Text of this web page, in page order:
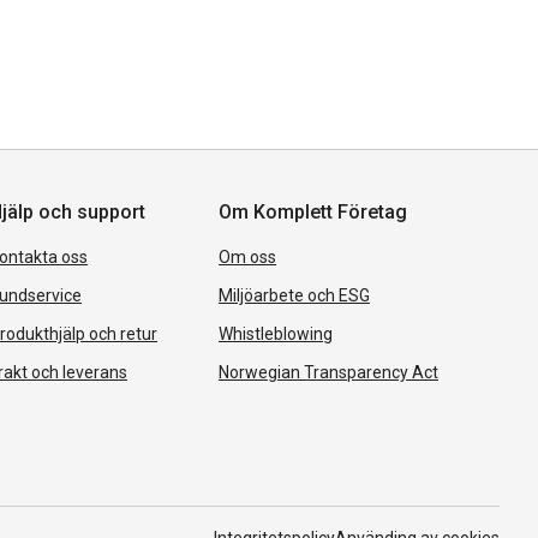
och support
oss
och retur
och leverans
Om Komplett Företag
Om oss
Miljöarbete och ESG
Whistleblowing
Norwegian Transparency Act